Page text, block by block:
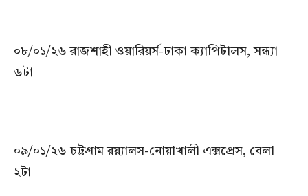
০৮/০১/২৬ রাজশাহী ওয়ারিয়র্স-ঢাকা ক্যাপিটালস, সন্ধ্যা
৬টা
০৯/০১/২৬ চট্টগ্রাম রয়্যালস-নোয়াখালী এক্সপ্রেস, বেলা
২টা